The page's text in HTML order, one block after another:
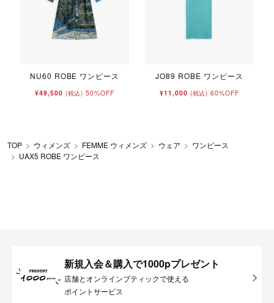
NU60 ROBE ワンピース
¥49,500 (税込) 50%OFF
JO89 ROBE ワンピース
¥11,000 (税込) 60%OFF
TOP ウィメンズ FEMME ウィメンズ ウェア
ワンピース
UAX5 ROBE ワンピース
新規入会＆購入で1000pプレゼント
店舗とオンラインブティックで使える
ポイントサービス